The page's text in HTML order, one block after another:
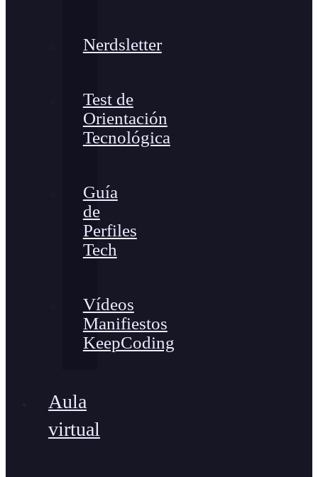
Nerdsletter
Test de
Orientación
Tecnológica
Guía
de
Perfiles
Tech
Vídeos
Manifiestos
KeepCoding
Aula
virtual